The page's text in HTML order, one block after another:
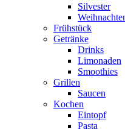
Silvester
Frühstück
Getränke
Drinks
Limonaden
Smoothies
Grillen
Saucen
Kochen
Eintopf
Pasta